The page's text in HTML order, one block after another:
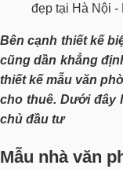
Bên cạnh thiết kế
cũng dần khẳng
thiết kế mẫu văn
cho thuê. Dưới đây
chủ đầu tư
Mẫu nhà văn